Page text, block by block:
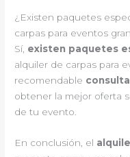
¿Existen paquetes
carpas para eventos
Sí, existen paquetes
alquiler de carpas para
recomendable
obtener la mejor oferta
de tu evento.
En conclusión, el